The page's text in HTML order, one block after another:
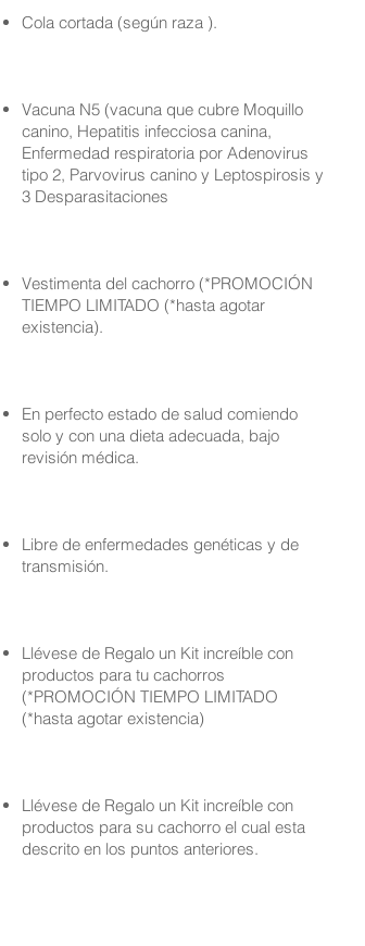
Cola cortada (según raza ).
Vacuna N5 (vacuna que cubre Moquillo
canino, Hepatitis infecciosa canina,
Enfermedad respiratoria por Adenovirus
tipo 2, Parvovirus canino y Leptospirosis y
3 Desparasitaciones
Vestimenta del cachorro (*PROMOCIÓN
TIEMPO LIMITADO (*hasta agotar
existencia).
En perfecto estado de salud comiendo
solo y con una dieta adecuada, bajo
revisión médica.
Libre de enfermedades genéticas y de
transmisión.
Llévese de Regalo un Kit increíble con
productos para tu cachorros
(*PROMOCIÓN TIEMPO LIMITADO
(*hasta agotar existencia)
Llévese de Regalo un Kit increíble con
productos para su cachorro el cual esta
descrito en los puntos anteriores.